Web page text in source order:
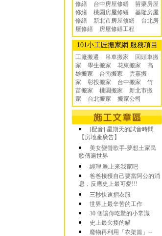
修繕
台中房屋修繕
苗栗房屋
修繕
桃園房屋修繕
基隆房屋
修繕
新北市房屋修繕
台北房
屋修繕
房屋修繕工程
101小工匠搬家網 服務項目
工廠搬遷 吊車搬家
回頭車搬
家
學生搬家 花東搬家
高
雄搬家
台南搬家
雲嘉搬
家
彰投搬家 台中搬家
竹
苗搬家
桃園搬家
新北市搬
家
台北搬家 搬家公司
[配音] 星期天的試音時間
【房地產廣告】
美女變聲歌手-夢想土家民
歌傳遍世界
經理.晚上來我家吧
爸爸接獲自己要當阿公的消
息，反應史上最可愛!!!
三秒快速摺衣服
世界上最辛苦的工作
30 個讓你吃驚的小常識
史上最欠揍的貓
廢物再利用「衣架篇」--